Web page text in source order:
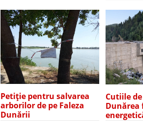
Petiție pentru salvarea
arborilor de pe Faleza
Dunării
Cutiile
Dunărea